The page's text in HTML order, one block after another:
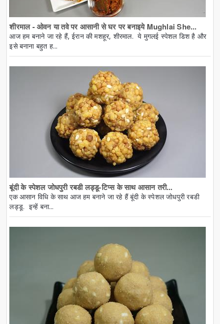
शीरमाल - ओवन या तवे पर आसानी से घर पर बनाइये Mughlai She...
आज हम बनाने जा रहे हैं, ईरान की मशहूर, शीरमाल. ये मुगलई स्पेशल डिश है और
इसे बनाना बहुत ह...
बूंदी के स्पेशल जोधपुरी रबडी लड्डू-टिप्स के साथ आसान तरी...
एक आसान विधि के साथ आज हम बनाने जा रहे हैं बूंदी के स्पेशल जोधपुरी रबडी
लड्डू. इन्हें बना...